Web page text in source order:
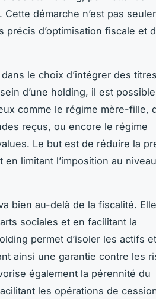
démarche n’est pas
d’optimisation fiscale et
le choix d’intégrer des
d’une holding, il est
comme le régime mère-fille,
reçus, ou encore le régime
Le but est de réduire la
limitant l’imposition au
bien au-delà de la fiscalité.
sociales et en facilitant la
permet d’isoler les actifs
ainsi une garantie contre les
également la pérennité du
les opérations de